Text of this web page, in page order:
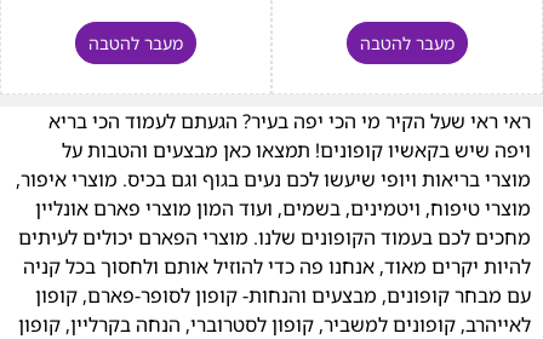
מעבר להטבה מעבר להטבה
ראי ראי שעל הקיר מי הכי יפה בעיר? הגעתם לעמוד הכי בריא
ויפה שיש בקאשיו קופונים! תמצאו כאן מבצעים והטבות על
מוצרי בריאות ויופי שיעשו לכם נעים בגוף וגם בכיס. מוצרי איפור,
מוצרי טיפוח, ויטמינים, בשמים, ועוד המון מוצרי פארם אונליין
מחכים לכם בעמוד הקופונים שלנו. מוצרי הפארם יכולים לעיתים
להיות יקרים מאוד, אנחנו פה כדי להוזיל אותם ולחסוך בכל קניה
עם מבחר קופונים, מבצעים והנחות- קופון לסופר-פארם, קופון
לאייהרב, קופונים למשביר, קופון לסטרוברי, הנחה בקרליין, קופון